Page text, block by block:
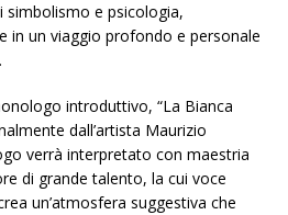
simbolismo e psicologia,
in un viaggio profondo e personale
introduttivo, “La Bianca
dall’artista Maurizio
verrà interpretato con maestria
di grande talento, la cui voce
un’atmosfera suggestiva che